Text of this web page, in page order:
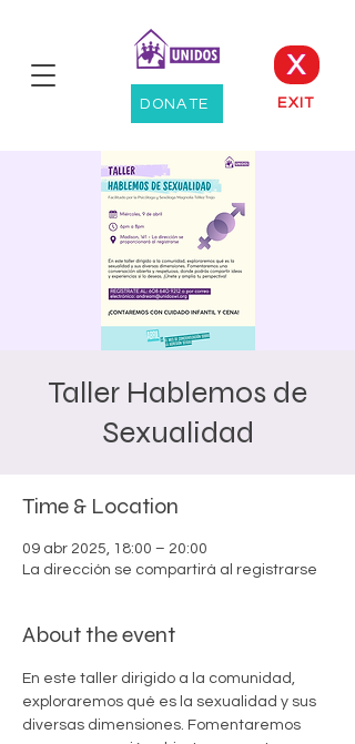
DONATE EXIT
X
Taller Hablemos de
Sexualidad
Time & Location
09 abr 2025, 18:00 – 20:00
La dirección se compartirá al registrarse
About the event
En este taller dirigido a la comunidad,
exploraremos qué es la sexualidad y sus
diversas dimensiones. Fomentaremos